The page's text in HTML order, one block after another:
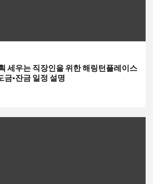
세우는 직장인을 위한 해링턴플레이스
금·잔금 일정 설명